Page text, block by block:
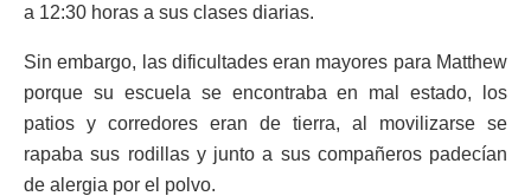
a 12:30 horas a sus clases diarias.
Sin embargo, las dificultades eran mayores para Matthew
porque su escuela se encontraba en mal estado, los
patios y corredores eran de tierra, al movilizarse se
rapaba sus rodillas y junto a sus compañeros padecían
de alergia por el polvo.